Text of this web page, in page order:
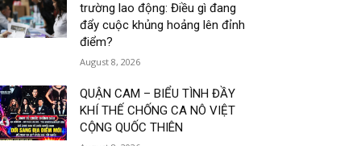
trường lao động: Điều gì đang
đẩy cuộc khủng hoảng lên đỉnh
điểm?
August 8, 2026
QUẬN CAM – BIỂU TÌNH ĐẦY
KHÍ THẾ CHỐNG CA NÔ VIỆT
CỘNG QUỐC THIÊN